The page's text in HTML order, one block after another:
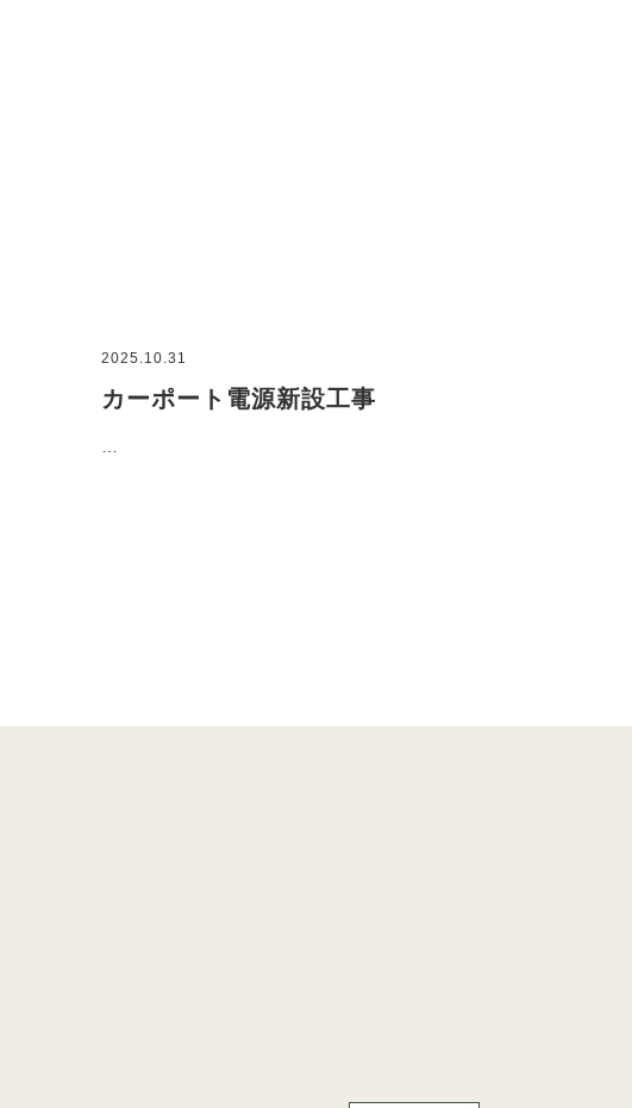
2025.10.31
カーポート電源新設工事